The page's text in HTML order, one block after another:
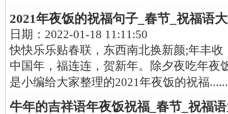
2021年夜饭的祝福句子_春节_祝福语
日期： 2022-01-18 11:11:50
快快乐乐贴春联，东西南北换新颜;年丰
中国年，福连连，贺新年。除夕夜吃年夜
是小编给大家整理的2021年夜饭的祝福......
牛年的吉祥语年夜饭祝福_春节_祝福